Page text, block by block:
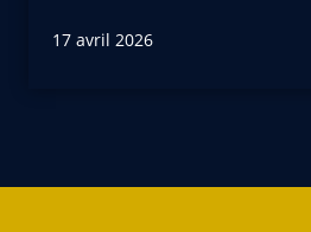
17 avril 2026